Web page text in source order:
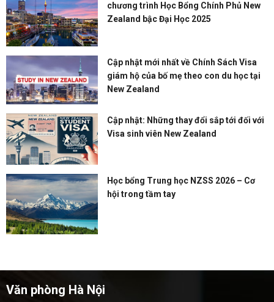
chương trình Học Bổng Chính Phủ New
Zealand bậc Đại Học 2025
Cập nhật mới nhất về Chính Sách Visa
giám hộ của bố mẹ theo con du học tại
New Zealand
Cập nhật: Những thay đổi sắp tới đối với
Visa sinh viên New Zealand
Học bổng Trung học NZSS 2026 – Cơ
hội trong tầm tay
Văn phòng Hà Nội